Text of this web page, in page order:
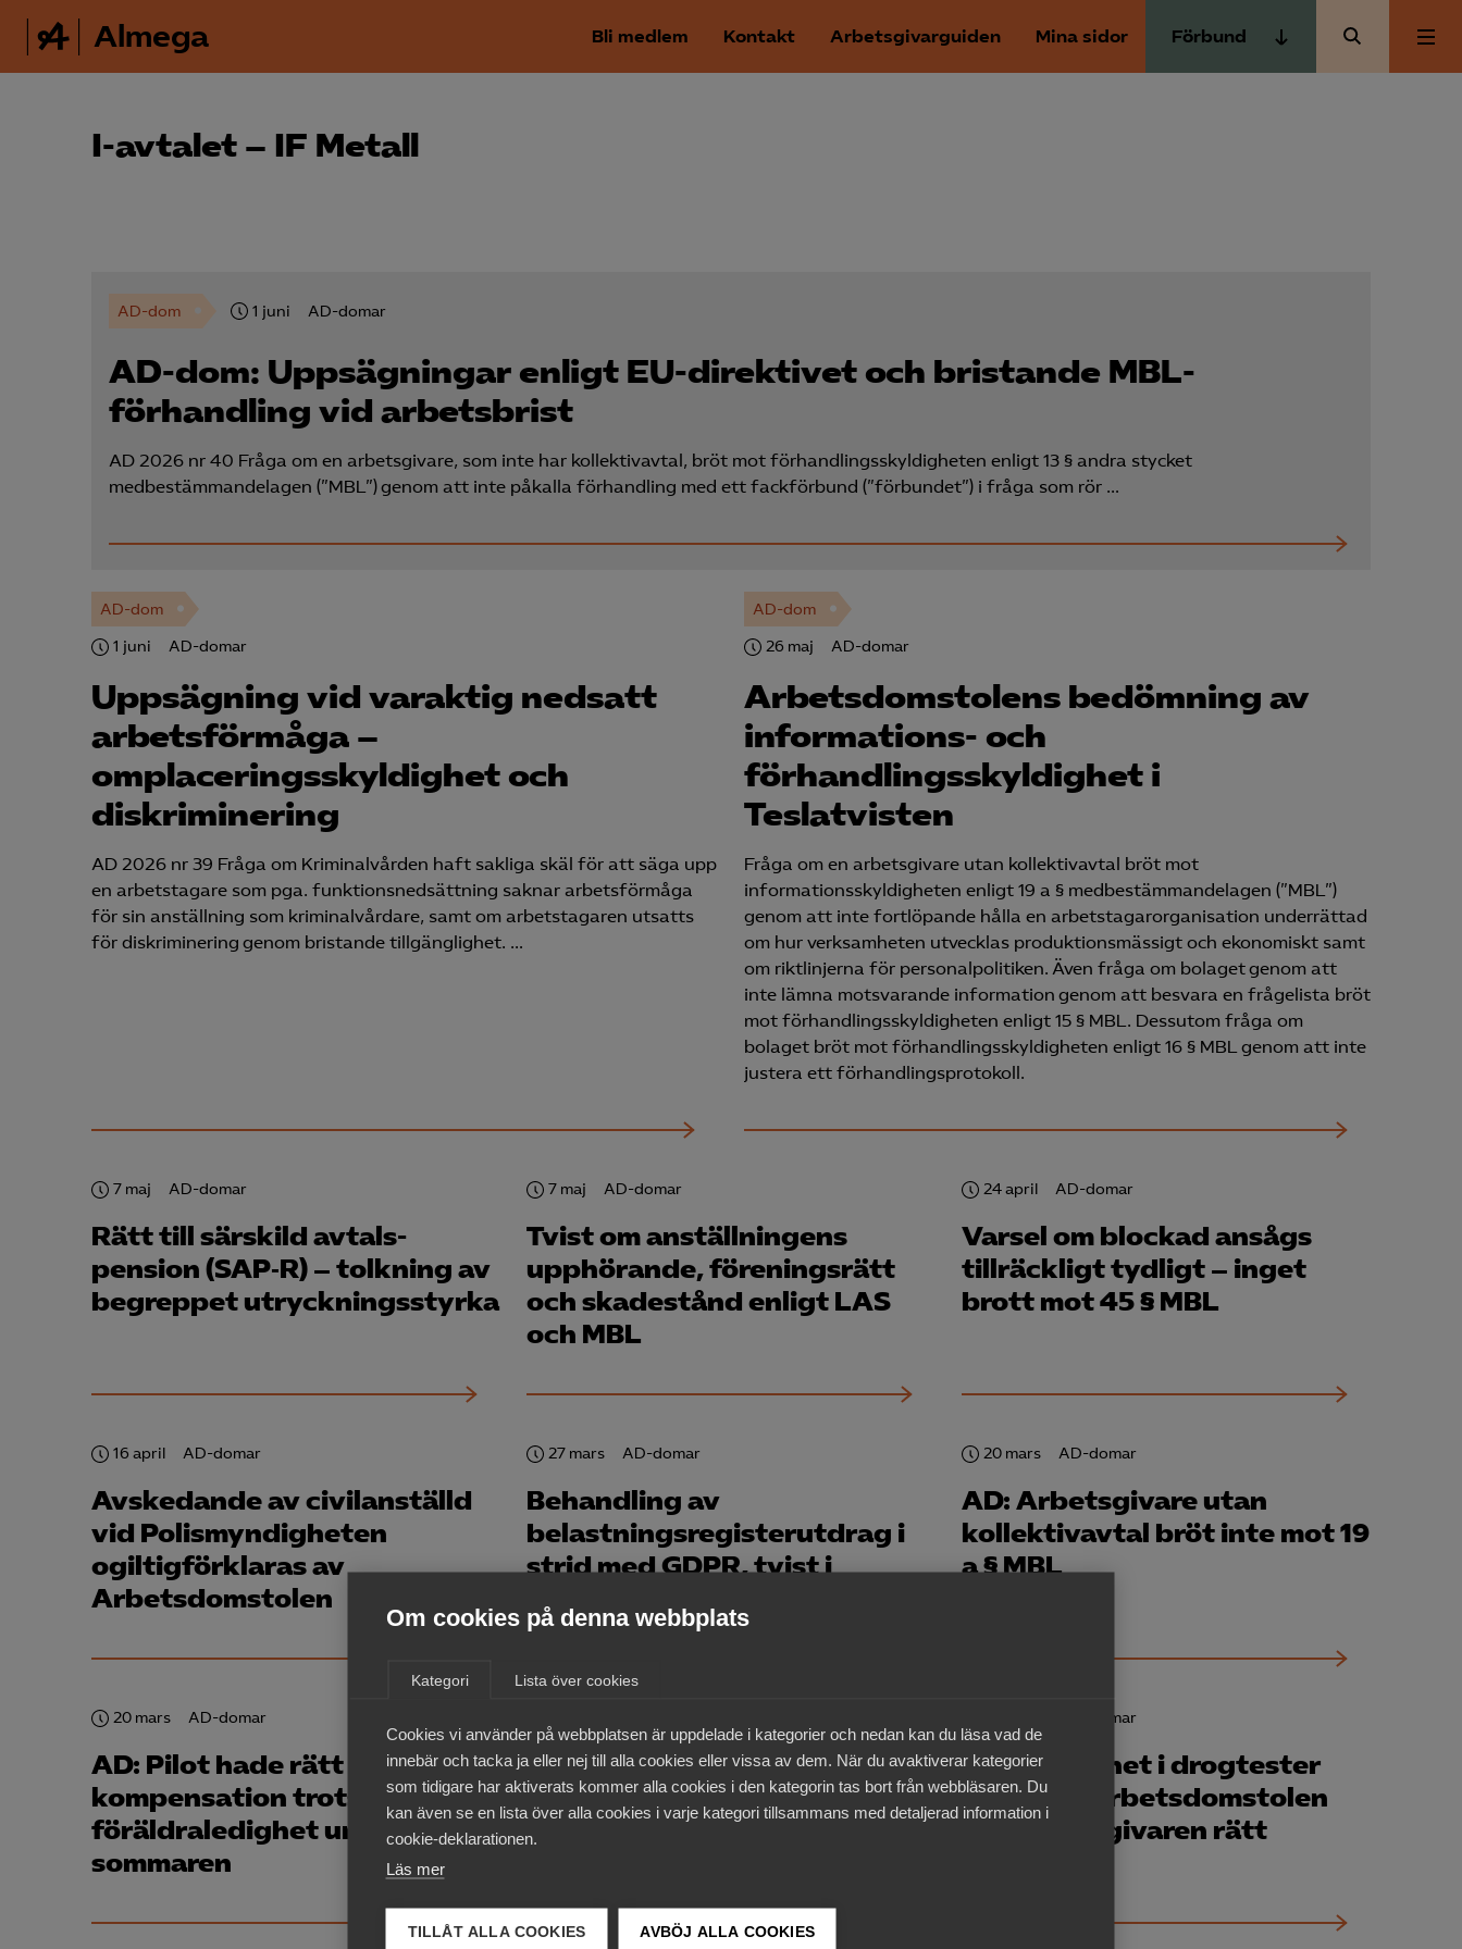
Om cookies på denna webbplats
Kategori Lista över cookies
Cookies vi använder på webbplatsen är uppdelade i kategorier och nedan kan du läsa vad de
innebär och tacka ja eller nej till alla cookies eller vissa av dem. När du avaktiverar kategorier
som tidigare har aktiverats kommer alla cookies i den kategorin tas bort från webbläsaren. Du
kan även se en lista över alla cookies i varje kategori tillsammans med detaljerad information i
cookie-deklarationen.
Läs mer
TILLÅT ALLA COOKIES AVBÖJ ALLA COOKIES
Almega Bli medlem Kontakt Arbetsgivarguiden Mina sidor Förbund
Tåg­företagen
Kurser & utbildningar
Sök på almega.se
Press
In English
Cookie-inställningar
I-avtalet – IF Metall
AD-dom 1 juni AD-domar
AD-dom: Uppsägningar enligt EU-direktivet och bristande MBL-
förhandling vid arbets­brist
AD 2026 nr 40 Fråga om en arbetsgivare, som inte har kollektivavtal, bröt mot förhandlingsskyldigheten enligt 13 § andra stycket
medbestämmandelagen (”MBL”) genom att inte påkalla förhandling med ett fackförbund (”förbundet”) i fråga som rör …
AD-dom
1 juni AD-domar
Uppsägning vid varaktig nedsatt
arbetsförmåga –
omplaceringsskyldighet och
diskriminering
AD 2026 nr 39 Fråga om Kriminalvården haft sakliga skäl för att säga upp
en arbetstagare som pga. funktionsnedsättning saknar arbetsförmåga
för sin anställning som kriminalvårdare, samt om arbetstagaren utsatts
för diskriminering genom bristande tillgänglighet. …
AD-dom
26 maj AD-domar
Arbetsdomstolens bedömning av
informations- och
förhandlingsskyldighet i
Teslatvisten
Fråga om en arbetsgivare utan kollektivavtal bröt mot
informationsskyldigheten enligt 19 a § medbestämmandelagen (”MBL”)
genom att inte fortlöpande hålla en arbetstagarorganisation underrättad
om hur verksamheten utvecklas produktionsmässigt och ekonomiskt samt
om riktlinjerna för personalpolitiken. Även fråga om bolaget genom att
inte lämna motsvarande information genom att besvara en frågelista bröt
mot förhandlingsskyldigheten enligt 15 § MBL. Dessutom fråga om
bolaget bröt mot förhandlingsskyldigheten enligt 16 § MBL genom att inte
justera ett förhandlingsprotokoll.
7 maj AD-domar
Rätt till särskild avtals­
pension (SAP‑R) – tolkning av
begreppet utryckningsstyrka
7 maj AD-domar
Tvist om anställningens
upphörande, föreningsrätt
och skadestånd enligt LAS
och MBL
24 april AD-domar
Varsel om blockad ansågs
tillräckligt tydligt – inget
brott mot 45 § MBL
16 april AD-domar
Avskedande av civilanställd
vid Polis­myndigheten
ogiltigförklaras av
Arbetsdomstolen
27 mars AD-domar
Behandling av
belastningsregisterutdrag i
strid med GDPR, tvist i
Arbetsdomstolen
20 mars AD-domar
AD: Arbetsgivare utan
kollektivavtal bröt inte mot 19
a § MBL
20 mars AD-domar
AD: Pilot hade rätt till
kompensation trots
föräldraledighet under
sommaren
AD: Värvningsförbud
omfattas inte av 2015 års
avtal om konkurrensklausuler
AD-domar
Tillförlitlighet i drogtester
prövad – Arbetsdomstolen
ger arbetsgivaren rätt